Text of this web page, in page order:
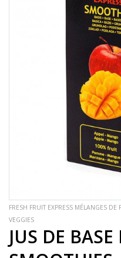
FRESH FRUIT EXPRESS MÉLANGES DE
VEGGIES
JUS DE